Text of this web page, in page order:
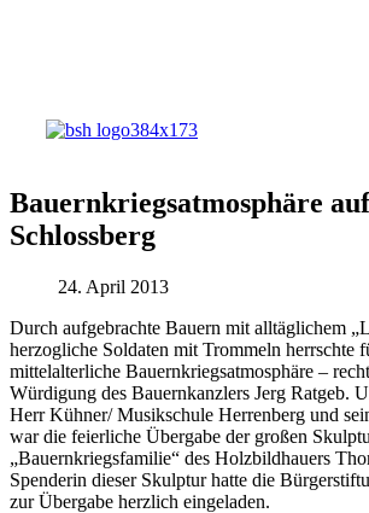
Bauernkriegsatmosphäre
Schlossberg
24. April 2013
Durch aufgebrachte Bauern mit alltäglichem
herzogliche Soldaten mit Trommeln herrschte
mittelalterliche Bauernkriegsatmosphäre –
Würdigung des Bauernkanzlers Jerg Ratgeb.
Herr Kühner/ Musikschule Herrenberg und
war die feierliche Übergabe der großen
„Bauernkriegsfamilie“ des Holzbildhauers
Spenderin dieser Skulptur hatte die
zur Übergabe herzlich eingeladen.